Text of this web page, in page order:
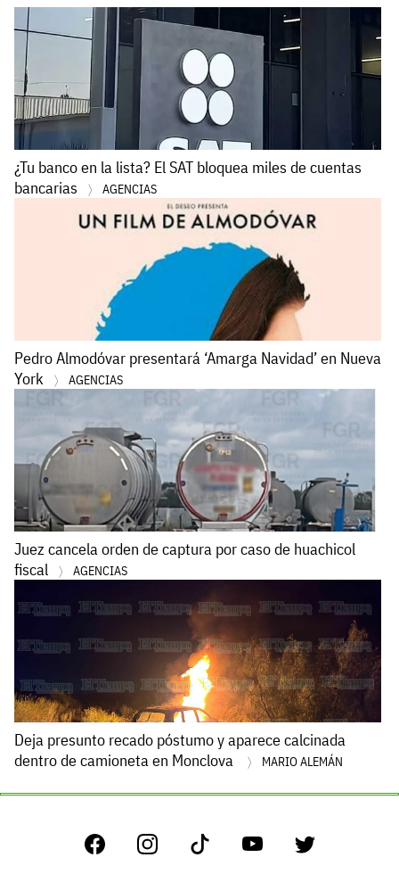
¿Tu banco en la lista? El SAT bloquea miles de cuentas
bancarias
AGENCIAS
Pedro Almodóvar presentará ‘Amarga Navidad’ en Nueva
York
AGENCIAS
Juez cancela orden de captura por caso de huachicol
fiscal
AGENCIAS
Deja presunto recado póstumo y aparece calcinada
dentro de camioneta en Monclova
MARIO ALEMÁN